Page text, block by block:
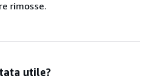
rimosse.
utile?